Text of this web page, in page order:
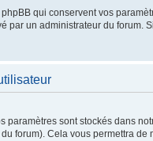
qui conservent vos
par un administrateur du
paramètres sont stockés dans
forum). Cela vous permettra